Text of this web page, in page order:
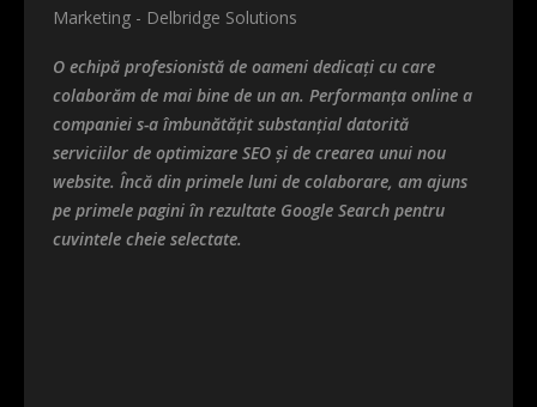
O echipă profesionistă de oameni dedicați cu care
colaborăm de mai bine de un an. Performanța online a
companiei s-a îmbunătățit substanțial datorită
serviciilor de optimizare SEO și de crearea unui nou
website. Încă din primele luni de colaborare, am ajuns
pe primele pagini în rezultate Google Search pentru
cuvintele cheie selectate.
Marketing - Delbridge Solutions